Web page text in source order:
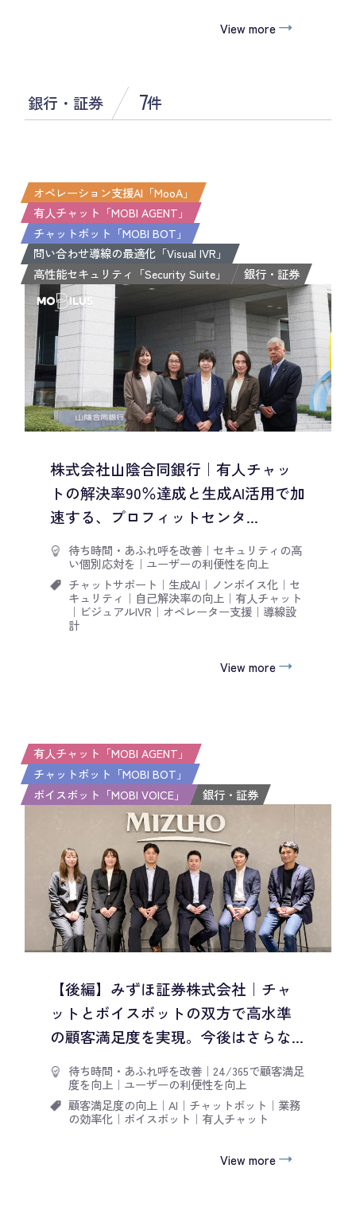
View more
銀行・証券 7件
オペレーション支援AI「MooA」
有人チャット「MOBI AGENT」
チャットボット「MOBI BOT」
問い合わせ導線の最適化「Visual IVR」
高性能セキュリティ「Security Suite」
銀行・証券
株式会社山陰合同銀行｜有人チャッ
トの解決率90％達成と生成AI活用で加
速する、プロフィットセンタ...
待ち時間・あふれ呼を改善｜ セキュリティの高
い個別応対を ｜ ユーザーの利便性を向上
チャットサポート ｜ 生成AI ｜ ノンボイス化｜ セ
キュリティ ｜ 自己解決率の向上 ｜ 有人チャット
｜ ビジュアルIVR ｜ オペレーター支援｜ 導線設
計
View more
有人チャット「MOBI AGENT」
チャットボット「MOBI BOT」
ボイスボット「MOBI VOICE」
銀行・証券
【後編】みずほ証券株式会社｜チャ
ットとボイスボットの双方で高水準
の顧客満足度を実現。今後はさらな...
待ち時間・あふれ呼を改善｜ 24/365で顧客満足
度を向上 ｜ ユーザーの利便性を向上
顧客満足度の向上 ｜ AI ｜ チャットボット ｜ 業務
の効率化｜ ボイスボット ｜ 有人チャット
View more